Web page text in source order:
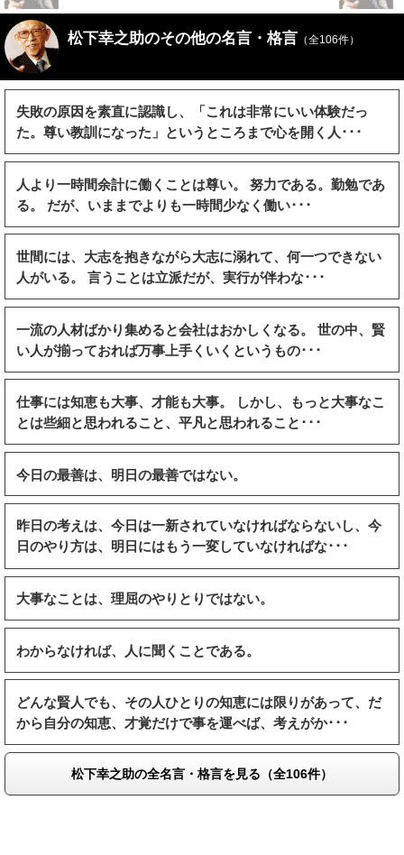
松下幸之助のその他の名言・格言 （全106件）
失敗の原因を素直に認識し、「これは非常にいい体験だっ
た。尊い教訓になった」というところまで心を開く人･･･
人より一時間余計に働くことは尊い。 努力である。勤勉であ
る。 だが、いままでよりも一時間少なく働い･･･
世間には、大志を抱きながら大志に溺れて、何一つできない
人がいる。 言うことは立派だが、実行が伴わな･･･
一流の人材ばかり集めると会社はおかしくなる。 世の中、賢
い人が揃っておれば万事上手くいくというもの･･･
仕事には知恵も大事、才能も大事。 しかし、もっと大事なこ
とは些細と思われること、平凡と思われること･･･
今日の最善は、明日の最善ではない。
昨日の考えは、今日は一新されていなければならないし、今
日のやり方は、明日にはもう一変していなければな･･･
大事なことは、理屈のやりとりではない。
わからなければ、人に聞くことである。
どんな賢人でも、その人ひとりの知恵には限りがあって、だ
から自分の知恵、才覚だけで事を運べば、考えがか･･･
松下幸之助の全名言・格言を見る（全106件）